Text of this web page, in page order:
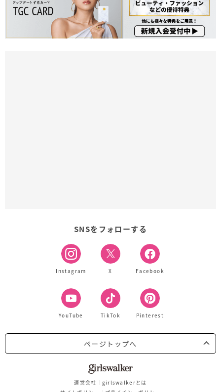
SNSをフォローする
Instagram X Facebook
YouTube TikTok Pinterest
ページトップへ
運営会社
girlswalkerとは